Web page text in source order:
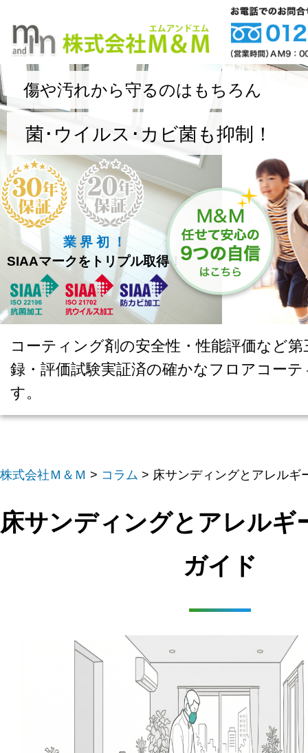
傷や汚れから守るのはもちろん
菌･ウイルス･カビ菌も抑制！
業 界 初 ！
SIAAマークをトリプル取得！
コーティング剤の安全性・性能評価など
録・評価試験実証済の確かなフロアコー
す。
株式会社Ｍ＆Ｍ > コラム > 床サンディングとアレルギ
床サンディングとアレルギ
ガイド